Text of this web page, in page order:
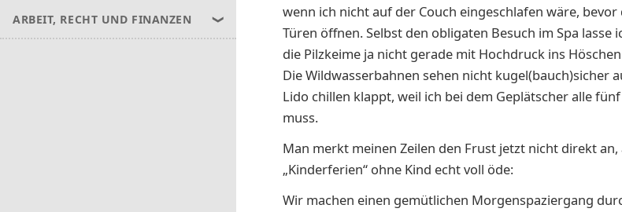
ARBEIT, RECHT UND FINANZEN
wenn ich nicht auf der Couch eingeschlafen wäre,
Türen öffnen. Selbst den obligaten Besuch im Spa lasse
die Pilzkeime ja nicht gerade mit Hochdruck ins
Die Wildwasserbahnen sehen nicht kugel(bauch)sicher
Lido chillen klappt, weil ich bei dem Geplätscher alle
muss.
Man merkt meinen Zeilen den Frust jetzt nicht direkt
„Kinderferien“ ohne Kind echt voll öde:
Wir machen einen gemütlichen Morgenspaziergang